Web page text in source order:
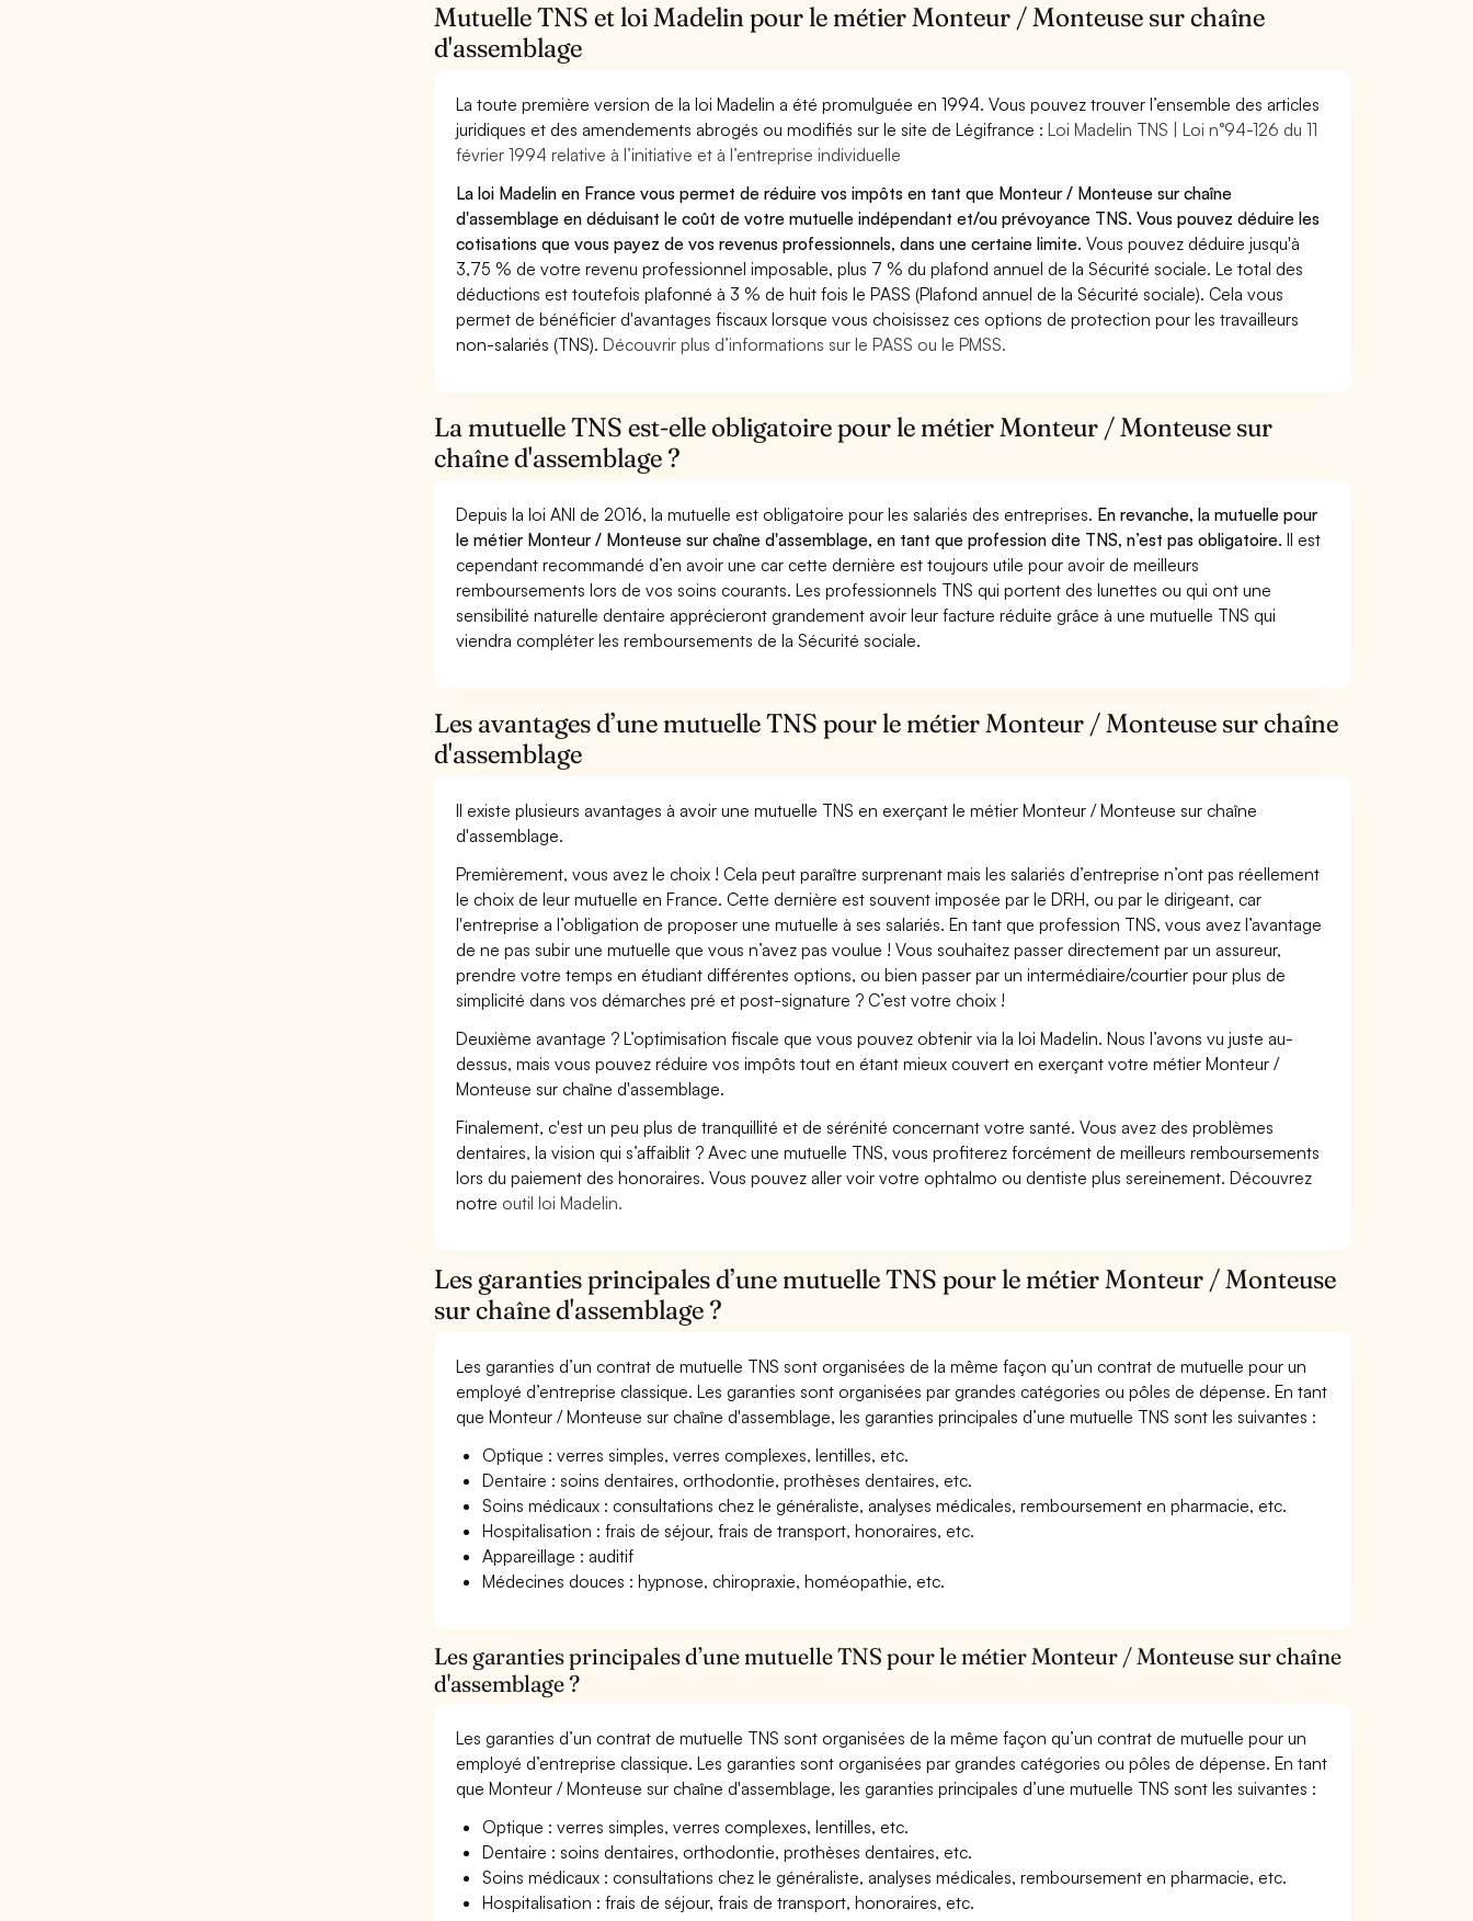
Mutuelle TNS et loi Madelin pour le métier Monteur / Monteuse sur chaîne
d'assemblage
La toute première version de la loi Madelin a été promulguée en 1994. Vous pouvez trouver l’ensemble des articles
juridiques et des amendements abrogés ou modifiés sur le site de Légifrance :Loi Madelin TNS | Loi n°94-126 du 11
février 1994 relative à l’initiative et à l’entreprise individuelle
La loi Madelin en France vous permet de réduire vos impôts en tant que Monteur / Monteuse sur chaîne
d'assemblage en déduisant le coût de votre mutuelle indépendant et/ou prévoyance TNS. Vous pouvez déduire les
cotisations que vous payez de vos revenus professionnels, dans une certaine limite.Vous pouvez déduire jusqu'à
3,75 % de votre revenu professionnel imposable, plus 7 % du plafond annuel de la Sécurité sociale. Le total des
déductions est toutefois plafonné à 3 % de huit fois le PASS (Plafond annuel de la Sécurité sociale). Cela vous
permet de bénéficier d'avantages fiscaux lorsque vous choisissez ces options de protection pour les travailleurs
non-salariés (TNS).Découvrir plus d’informations sur le PASS ou le PMSS.
La mutuelle TNS est-elle obligatoire pour le métier Monteur / Monteuse sur
chaîne d'assemblage ?
Depuis la loi ANI de 2016, la mutuelle est obligatoire pour les salariés des entreprises. En revanche, la mutuelle pour
le métier Monteur / Monteuse sur chaîne d'assemblage, en tant que profession dite TNS, n’est pas obligatoire.Il est
cependant recommandé d’en avoir une car cette dernière est toujours utile pour avoir de meilleurs
remboursements lors de vos soins courants. Les professionnels TNS qui portent des lunettes ou qui ont une
sensibilité naturelle dentaire apprécieront grandement avoir leur facture réduite grâce à une mutuelle TNS qui
viendra compléter les remboursements de la Sécurité sociale.
Les avantages d’une mutuelle TNS pour le métier Monteur / Monteuse sur chaîne
d'assemblage
Il existe plusieurs avantages à avoir une mutuelle TNS en exerçant le métier Monteur / Monteuse sur chaîne
d'assemblage.
Premièrement, vous avez le choix ! Cela peut paraître surprenant mais les salariés d’entreprise n’ont pas réellement
le choix de leur mutuelle en France. Cette dernière est souvent imposée par le DRH, ou par le dirigeant, car
l'entreprise a l’obligation de proposer une mutuelle à ses salariés. En tant que profession TNS, vous avez l’avantage
de ne pas subir une mutuelle que vous n’avez pas voulue ! Vous souhaitez passer directement par un assureur,
prendre votre temps en étudiant différentes options, ou bien passer par un intermédiaire/courtier pour plus de
simplicité dans vos démarches pré et post-signature ? C’est votre choix !
Deuxième avantage ? L’optimisation fiscale que vous pouvez obtenir via la loi Madelin. Nous l’avons vu juste au-
dessus, mais vous pouvez réduire vos impôts tout en étant mieux couvert en exerçant votre métier Monteur /
Monteuse sur chaîne d'assemblage.
Finalement, c'est un peu plus de tranquillité et de sérénité concernant votre santé. Vous avez des problèmes
dentaires, la vision qui s’affaiblit ? Avec une mutuelle TNS, vous profiterez forcément de meilleurs remboursements
lors du paiement des honoraires. Vous pouvez aller voir votre ophtalmo ou dentiste plus sereinement. Découvrez
notre outil loi Madelin.
Les garanties principales d’une mutuelle TNS pour le métier Monteur / Monteuse
sur chaîne d'assemblage ?
Les garanties d’un contrat de mutuelle TNS sont organisées de la même façon qu’un contrat de mutuelle pour un
employé d’entreprise classique. Les garanties sont organisées par grandes catégories ou pôles de dépense. En tant
que Monteur / Monteuse sur chaîne d'assemblage, les garanties principales d’une mutuelle TNS sont les suivantes :
Optique : verres simples, verres complexes, lentilles, etc.
Dentaire : soins dentaires, orthodontie, prothèses dentaires, etc.
Soins médicaux : consultations chez le généraliste, analyses médicales, remboursement en pharmacie, etc.
Hospitalisation : frais de séjour, frais de transport, honoraires, etc.
Appareillage : auditif
Médecines douces : hypnose, chiropraxie, homéopathie, etc.
Les garanties principales d’une mutuelle TNS pour le métier Monteur / Monteuse sur chaîne
d'assemblage ?
Les garanties d’un contrat de mutuelle TNS sont organisées de la même façon qu’un contrat de mutuelle pour un
employé d’entreprise classique. Les garanties sont organisées par grandes catégories ou pôles de dépense. En tant
que Monteur / Monteuse sur chaîne d'assemblage, les garanties principales d’une mutuelle TNS sont les suivantes :
Optique : verres simples, verres complexes, lentilles, etc.
Dentaire : soins dentaires, orthodontie, prothèses dentaires, etc.
Soins médicaux : consultations chez le généraliste, analyses médicales, remboursement en pharmacie, etc.
Hospitalisation : frais de séjour, frais de transport, honoraires, etc.